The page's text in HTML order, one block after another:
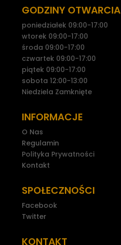
GODZINY OTWARCIA
poniedziałek 09:00-17:00
wtorek 09:00-17:00
środa 09:00-17:00
czwartek 09:00-17:00
piątek 09:00-17:00
sobota 12:00-13:00
Niedziela Zamknięte
INFORMACJE
O Nas
Regulamin
Polityka Prywatności
Kontakt
SPOŁECZNOŚCI
Facebook
Twitter
KONTAKT